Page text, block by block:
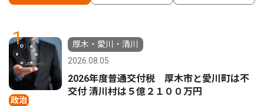
1
政治
厚木・愛川・清川
2026.08.05
2026年度普通交付税 厚木市と愛川町は不
交付 清川村は５億２１００万円